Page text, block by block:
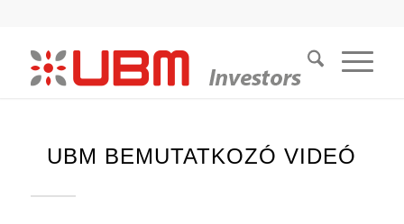
UBM BEMUTATKOZÓ VIDEÓ